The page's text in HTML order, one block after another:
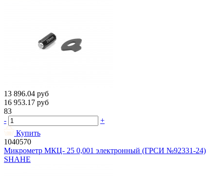
13 896.04 руб
16 953.17 руб
83
-
+
Купить
1040570
Микрометр МКЦ- 25 0,001 электронный (ГРСИ №92331-24)
SHAHE